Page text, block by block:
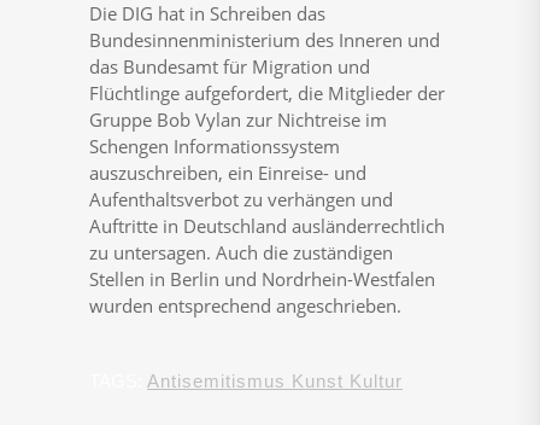
Die DIG hat in Schreiben das
Bundesinnenministerium des Inneren und
das Bundesamt für Migration und
Flüchtlinge aufgefordert, die Mitglieder der
Gruppe Bob Vylan zur Nichtreise im
Schengen Informationssystem
auszuschreiben, ein Einreise- und
Aufenthaltsverbot zu verhängen und
Auftritte in Deutschland ausländerrechtlich
zu untersagen. Auch die zuständigen
Stellen in Berlin und Nordrhein-Westfalen
wurden entsprechend angeschrieben.
Antisemitismus Kunst Kultur